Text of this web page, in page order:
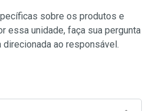
sobre os produtos e
essa unidade, faça sua pergunta
direcionada ao responsável.